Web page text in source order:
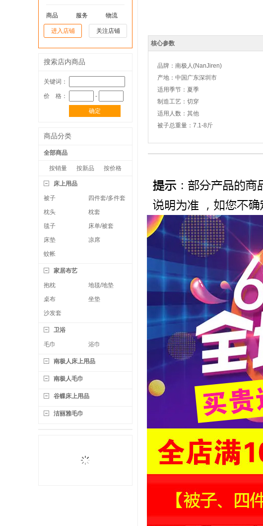
商品 服务 物流
进入店铺 关注店铺
搜索店内商品
关键词：
价 格： -
确定
商品分类
全部商品
按销量 按新品 按价格
床上用品
被子
四件套/多件套
枕头
枕套
毯子
床单/被套
床垫
凉席
蚊帐
家居布艺
抱枕
地毯/地垫
桌布
坐垫
沙发套
卫浴
毛巾 浴巾
南极人床上用品
南极人毛巾
谷蝶床上用品
洁丽雅毛巾
核心参数
品牌： 南极人(NanJiren)
产地：中国广东深圳市
适用季节：夏季
制造工艺：切穿
适用人数：其他
被子总重量：7.1-8斤